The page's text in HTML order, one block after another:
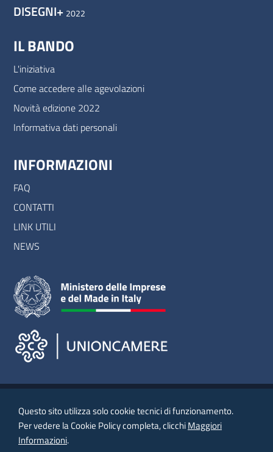
DISEGNI+ 2022
Footer
Colonna
1
IL BANDO
L'iniziativa
Come accedere alle agevolazioni
Novità edizione 2022
Informativa dati personali
Footer
Colonna
2
INFORMAZIONI
FAQ
CONTATTI
LINK UTILI
NEWS
Il comunicato relativo al Bando Disegnii+2022 è stato
pubblicato nella Gazzetta Ufficiale - Serie Generale -
Questo sito utilizza solo cookie tecnici di funzionamento.
Per vedere la Cookie Policy completa, clicchiMaggiori
Informazioni.